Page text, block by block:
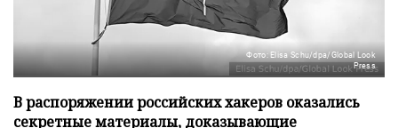
Фото: Elisa Schu/dpa/Global Look
Press
В распоряжении российских хакеров оказались
секретные материалы, доказывающие